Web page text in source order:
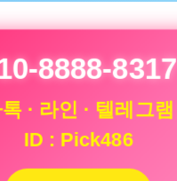
8888-8317
· 라인 · 텔레그램
ID : Pick486